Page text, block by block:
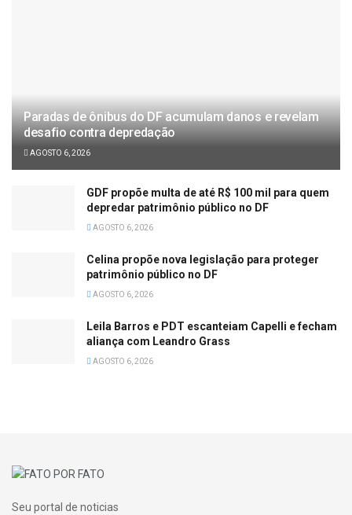
Paradas de ônibus do DF acumulam danos e revelam
desafio contra depredação
AGOSTO 6, 2026
GDF propõe multa de até R$ 100 mil para quem
depredar patrimônio público no DF
AGOSTO 6, 2026
Celina propõe nova legislação para proteger
patrimônio público no DF
AGOSTO 6, 2026
Leila Barros e PDT escanteiam Capelli e fecham
aliança com Leandro Grass
AGOSTO 6, 2026
Seu portal de noticias